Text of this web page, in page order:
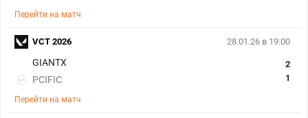
Перейти на матч
28.01.26 в 19:00
GIANTX
PCIFIC
2
1
Перейти на матч
VCT 2026